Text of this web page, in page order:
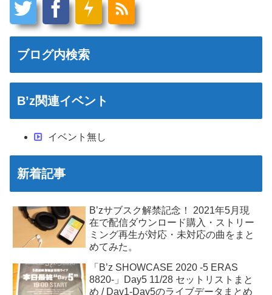
ブログ内検索
B’z関連イベント
イベント無し
新着記事
B’zサブスク解禁記念！ 2021年5月現
在で配信ダウンロード購入・ストリー
ミング再生が対応・未対応の曲をまと
めてみた。
「B’z SHOWCASE 2020 -5 ERAS
8820-」Day5 11/28 セットリストまと
め / Day1-Day5のライブデータまとめ